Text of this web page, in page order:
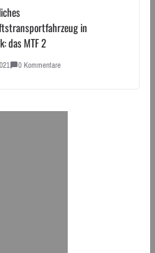
in
das MTF 2
0 Kommentare